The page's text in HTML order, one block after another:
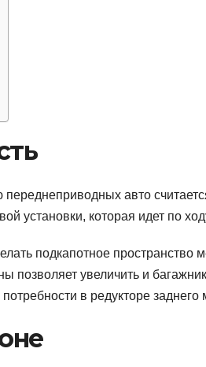
авто
установки, которая идет по
подкапотное пространство
позволяет увеличить и
в редукторе заднего